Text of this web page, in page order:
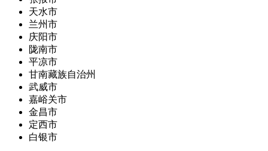
天水市
兰州市
庆阳市
陇南市
平凉市
甘南藏族自治州
武威市
嘉峪关市
金昌市
定西市
白银市